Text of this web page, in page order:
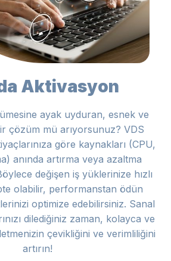
Aktivasyon
ayak uyduran, esnek ve
çözüm mü arıyorsunuz? VDS
göre kaynakları (CPU,
anında artırma veya azaltma
değişen iş yüklerinize hızlı
olabilir, performanstan ödün
optimize edebilirsiniz. Sanal
dilediğiniz zaman, kolayca ve
çevikliğini ve verimliliğini
artırın!